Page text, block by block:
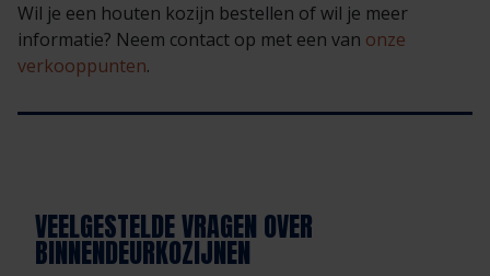
Wil je een houten kozijn bestellen of wil je meer
informatie? Neem contact op met een van onze
verkooppunten.
VEELGESTELDE VRAGEN OVER
BINNENDEURKOZIJNEN